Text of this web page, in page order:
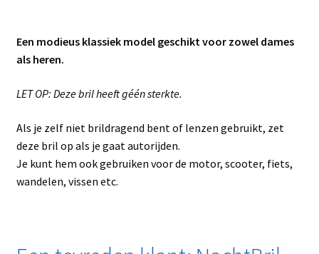
Een modieus klassiek model geschikt voor zowel dames
als heren.
LET OP: Deze bril heeft géén sterkte.
Als je zelf niet brildragend bent of lenzen gebruikt, zet
deze bril op als je gaat autorijden.
Je kunt hem ook gebruiken voor de motor, scooter, fiets,
wandelen, vissen etc.